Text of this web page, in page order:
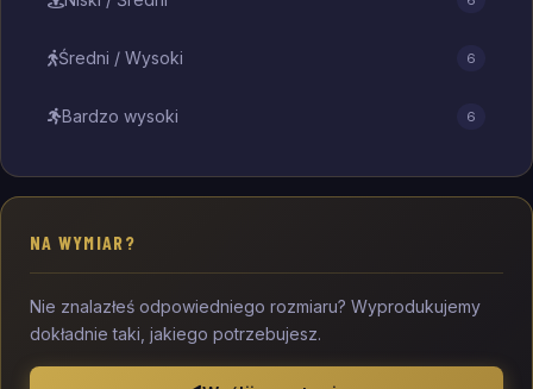
Średni / Wysoki 6
Bardzo wysoki 6
NA WYMIAR?
Nie znalazłeś odpowiedniego rozmiaru? Wyprodukujemy
dokładnie taki, jakiego potrzebujesz.